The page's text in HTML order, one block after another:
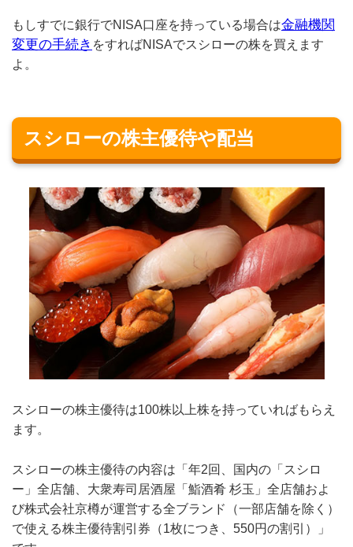
もしすでに銀行でNISA口座を持っている場合は金融機関
変更の手続き をすればNISAでスシローの株を買えます
よ。
スシローの株主優待や配当
スシローの株主優待は100株以上株を持っていればもらえ
ます。
スシローの株主優待の内容は「年2回、国内の「スシロ
ー」全店舗、大衆寿司居酒屋「鮨酒肴 杉玉」全店舗およ
び株式会社京樽が運営する全ブランド（一部店舗を除く）
で使える株主優待割引券（1枚につき、550円の割引）」